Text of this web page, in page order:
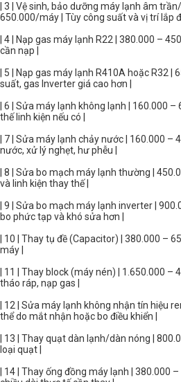
| 3 | Vệ sinh, bảo dưỡng máy lạnh âm
650.000/máy | Tùy công suất và vị trí lắp
| 4 | Nạp gas máy lạnh R22 | 380.000 –
cần nạp |
| 5 | Nạp gas máy lạnh R410A hoặc R32 |
suất, gas Inverter giá cao hơn |
| 6 | Sửa máy lạnh không lạnh | 160.000
thế linh kiện nếu có |
| 7 | Sửa máy lạnh chảy nước | 160.000 –
nước, xử lý nghẹt, hư phễu |
| 8 | Sửa bo mạch máy lạnh thường |
và linh kiện thay thế |
| 9 | Sửa bo mạch máy lạnh inverter |
bo phức tạp và khó sửa hơn |
| 10 | Thay tụ đề (Capacitor) | 380.000 –
máy |
| 11 | Thay block (máy nén) | 1.650.000 –
tháo ráp, nạp gas |
| 12 | Sửa máy lạnh không nhận tín hiệu
thể do mắt nhận hoặc bo điều khiển |
| 13 | Thay quạt dàn lạnh/dàn nóng |
loại quạt |
| 14 | Thay ống đồng máy lạnh | 380.000